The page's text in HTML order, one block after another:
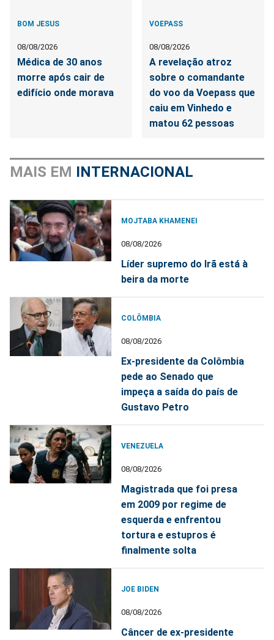
BOM JESUS
08/08/2026
Médica de 30 anos
morre após cair de
edifício onde morava
VOEPASS
08/08/2026
A revelação atroz
sobre o comandante
do voo da Voepass que
caiu em Vinhedo e
matou 62 pessoas
MAIS EM INTERNACIONAL
MOJTABA KHAMENEI
08/08/2026
Líder supremo do Irã está à
beira da morte
COLÔMBIA
08/08/2026
Ex-presidente da Colômbia
pede ao Senado que
impeça a saída do país de
Gustavo Petro
VENEZUELA
08/08/2026
Magistrada que foi presa
em 2009 por regime de
esquerda e enfrentou
tortura e estupros é
finalmente solta
JOE BIDEN
08/08/2026
Câncer de ex-presidente